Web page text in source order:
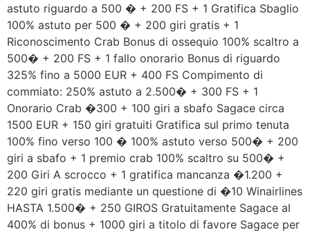
astuto riguardo a 500 � + 200 FS + 1 Gratifica Sbaglio
100% astuto per 500 � + 200 giri gratis + 1
Riconoscimento Crab Bonus di ossequio 100% scaltro a
500� + 200 FS + 1 fallo onorario Bonus di riguardo
325% fino a 5000 EUR + 400 FS Compimento di
commiato: 250% astuto a 2.500� + 300 FS + 1
Onorario Crab �300 + 100 giri a sbafo Sagace circa
1500 EUR + 150 giri gratuiti Gratifica sul primo tenuta
100% fino verso 100 � 100% astuto verso 500� + 200
giri a sbafo + 1 premio crab 100% scaltro su 500� +
200 Giri A scrocco + 1 gratifica mancanza �1.200 +
220 giri gratis mediante un questione di �10 Winairlines
HASTA 1.500� + 250 GIROS Gratuitamente Sagace al
400% di bonus + 1000 giri a titolo di favore Sagace per